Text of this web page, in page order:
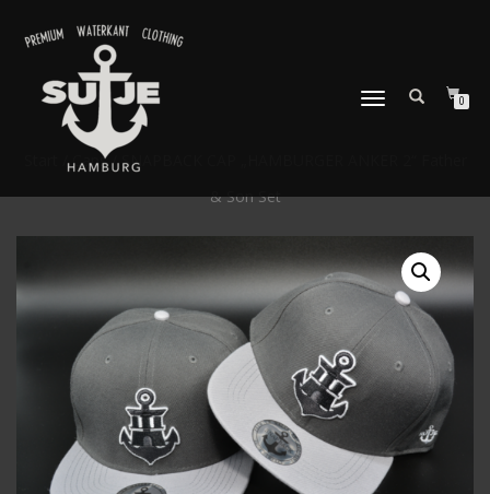
NAVIGATION
0
/Caps/ SNAPBACK CAP „HAMBURGER ANKER 2“ Father
& Son Set